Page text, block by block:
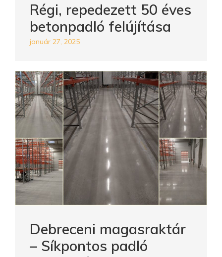
Régi, repedezett 50 éves
betonpadló felújítása
január 27, 2025
Debreceni magasraktár
– Síkpontos padló